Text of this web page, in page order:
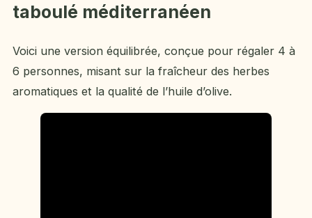
taboulé méditerranéen
Voici une version équilibrée, conçue pour régaler 4 à
6 personnes, misant sur la fraîcheur des herbes
aromatiques et la qualité de l’huile d’olive.